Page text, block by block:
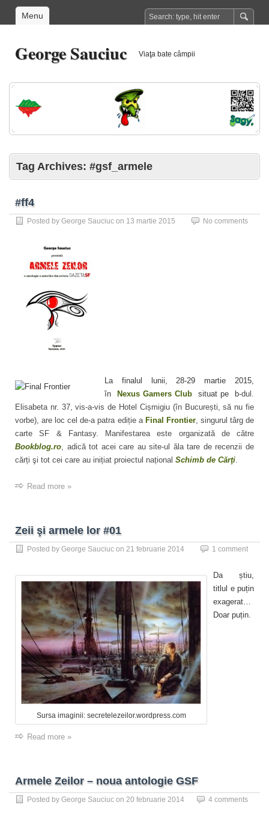
Menu
George Sauciuc Viaţa bate câmpii
Tag Archives: #gsf_armele
#ff4
Posted by George Sauciuc on 13 martie 2015 No comments
La finalul lunii, 28-29 martie 2015,
în
Nexus Gamers Club situat pe b-dul.
Elisabeta nr. 37, vis-a-vis de Hotel Cișmigiu (în București, să nu fie
vorbe), are loc cel de-a patra ediție a Final Frontier, singurul târg de
carte SF & Fantasy. Manifestarea este organizată de către
Bookblog.ro , adică tot acei care au site-ul ăla tare de recenzii de
cărți şi tot cei care au inițiat proiectul național Schimb de Cărţi
Read more »
Zeii şi armele lor #01
Posted by George Sauciuc on 21 februarie 2014 1 comment
Sursa imaginii: secretelezeilor.wordpress.com
Da știu,
titlul e puțin
exagerat…
Doar puțin.
Read more »
Armele Zeilor – noua antologie GSF
Posted by George Sauciuc on 20 februarie 2014 4 comments